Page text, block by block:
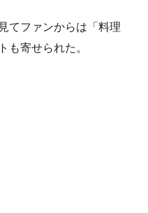
てファンからは「料理
も寄せられた。